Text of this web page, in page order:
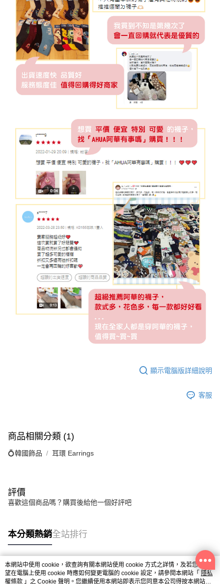
顯示電腦版詳細說明
客服
商品相關分類 (1)
💍韓國飾品 耳環 Earrings
評價
喜歡這個商品嗎？購買後給他一個好評吧
本分類熱銷全站排行
熱門標籤
本網站中使用 cookie，欲查詢有關本網站使用 cookie 方式之詳情，及若您不希
望在電腦上使用 cookie 時應如何變更電腦的 cookie 設定，請參閱本網站「 隱私
權條款 」之 Cookie 聲明。您繼續使用本網站即表示您同意本公司得按本網站使